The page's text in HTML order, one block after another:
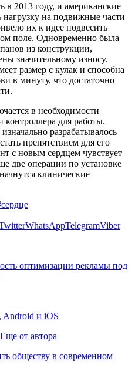
в 2013 году, и американские
на подвижные части
их к идее подвесить
поле. Одновременно была
из конструкции,
значительному износу.
размер с кулак и способна
в минуту, что достаточно
в необходимости
для работы.
разрабатывалось
препятствием для его
с новым сердцем чувствует
две операции по установке
клинические
WhatsAppTelegramViber
оптимизации рекламы под
Android и iOS
Еще от автора
обществу в современном